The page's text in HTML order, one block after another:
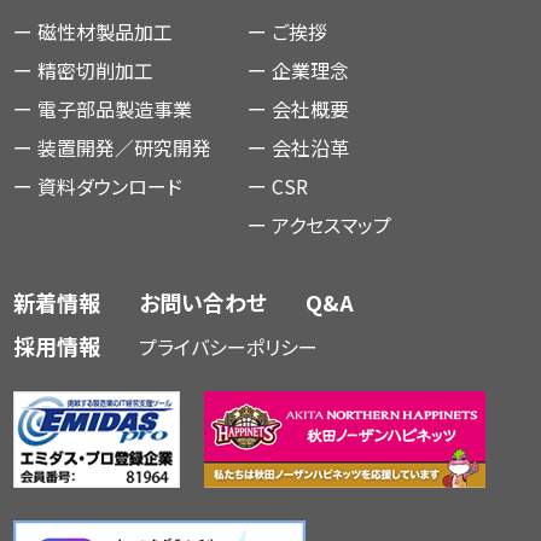
ー磁性材製品加工
ー精密切削加工
ー 電子部品製造事業
ー装置開発／研究開発
ー 資料ダウンロード
ー ご挨拶
ー企業理念
ー 会社概要
ー 会社沿革
ーCSR
ー アクセスマップ
新着情報 お問い合わせ
Q&A
採用情報
プライバシーポリシー